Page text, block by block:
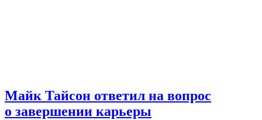
Майк Тайсон ответил на вопрос
о завершении карьеры